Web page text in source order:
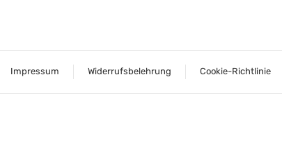
Impressum Widerrufsbelehrung Cookie-Richtlinie